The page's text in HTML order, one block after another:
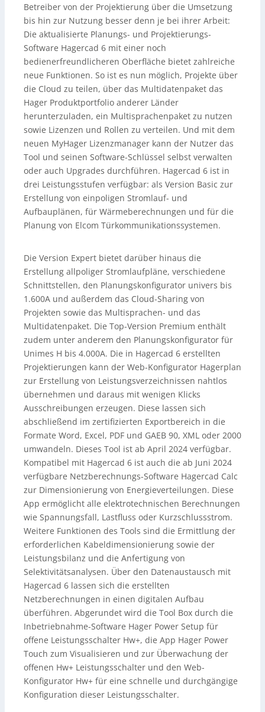
Betreiber von der Projektierung über die Umsetzung
bis hin zur Nutzung besser denn je bei ihrer Arbeit:
Die aktualisierte Planungs- und Projektierungs-
Software Hagercad 6 mit einer noch
bedienerfreundlicheren Oberfläche bietet zahlreiche
neue Funktionen. So ist es nun möglich, Projekte über
die Cloud zu teilen, über das Multidatenpaket das
Hager Produktportfolio anderer Länder
herunterzuladen, ein Multisprachenpaket zu nutzen
sowie Lizenzen und Rollen zu verteilen. Und mit dem
neuen MyHager Lizenzmanager kann der Nutzer das
Tool und seinen Software-Schlüssel selbst verwalten
oder auch Upgrades durchführen. Hagercad 6 ist in
drei Leistungsstufen verfügbar: als Version Basic zur
Erstellung von einpoligen Stromlauf- und
Aufbauplänen, für Wärmeberechnungen und für die
Planung von Elcom Türkommunikationssystemen.
Die Version Expert bietet darüber hinaus die
Erstellung allpoliger Stromlaufpläne, verschiedene
Schnittstellen, den Planungskonfigurator univers bis
1.600A und außerdem das Cloud-Sharing von
Projekten sowie das Multisprachen- und das
Multidatenpaket. Die Top-Version Premium enthält
zudem unter anderem den Planungskonfigurator für
Unimes H bis 4.000A. Die in Hagercad 6 erstellten
Projektierungen kann der Web-Konfigurator Hagerplan
zur Erstellung von Leistungsverzeichnissen nahtlos
übernehmen und daraus mit wenigen Klicks
Ausschreibungen erzeugen. Diese lassen sich
abschließend im zertifizierten Exportbereich in die
Formate Word, Excel, PDF und GAEB 90, XML oder 2000
umwandeln. Dieses Tool ist ab April 2024 verfügbar.
Kompatibel mit Hagercad 6 ist auch die ab Juni 2024
verfügbare Netzberechnungs-Software Hagercad Calc
zur Dimensionierung von Energieverteilungen. Diese
App ermöglicht alle elektrotechnischen Berechnungen
wie Spannungsfall, Lastfluss oder Kurzschlussstrom.
Weitere Funktionen des Tools sind die Ermittlung der
erforderlichen Kabeldimensionierung sowie der
Leistungsbilanz und die Anfertigung von
Selektivitätsanalysen. Über den Datenaustausch mit
Hagercad 6 lassen sich die erstellten
Netzberechnungen in einen digitalen Aufbau
überführen. Abgerundet wird die Tool Box durch die
Inbetriebnahme-Software Hager Power Setup für
offene Leistungsschalter Hw+, die App Hager Power
Touch zum Visualisieren und zur Überwachung der
offenen Hw+ Leistungsschalter und den Web-
Konfigurator Hw+ für eine schnelle und durchgängige
Konfiguration dieser Leistungsschalter.